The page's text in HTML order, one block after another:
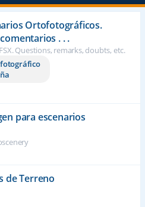
Ortofotográficos.
. . .
Questions, remarks, doubts, etc.
para escenarios
de Terreno